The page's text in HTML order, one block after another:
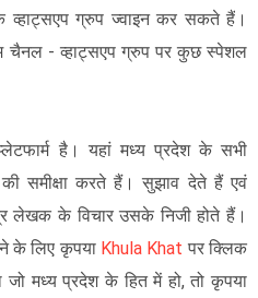
ग्रुप ज्वाइन कर सकते हैं ।
चैनल - व्हाट्सएप ग्रुपपर कुछ स्पेशल
है। यहां मध्य प्रदेश के सभी
की समीक्षा करते हैं। सुझाव देते हैं एवं
लेखक के विचार उसके निजी होते हैं।
के लिए कृपया Khula Khat पर क्लिक
मध्य प्रदेश के हित में हो, तो कृपया